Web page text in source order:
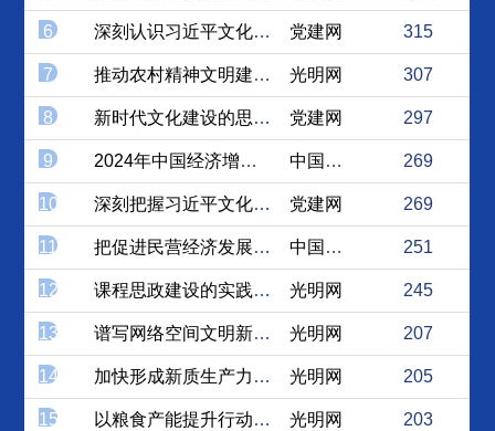
6 深刻认识习近平文化思想的当... 党建网 315
7 推动农村精神文明建设再上新... 光明网 307
8 新时代文化建设的思想引领 党建网 297
9 2024年中国经济增长前景... 中国社会科学网 269
10 深刻把握习近平文化思想的逻... 党建网 269
11 把促进民营经济发展壮大的意... 中国社会科学网 251
12 课程思政建设的实践路径 光明网 245
13 谱写网络空间文明新篇章 构... 光明网 207
14 加快形成新质生产力需优化科... 光明网 205
15 以粮食产能提升行动促进我国... 光明网 203